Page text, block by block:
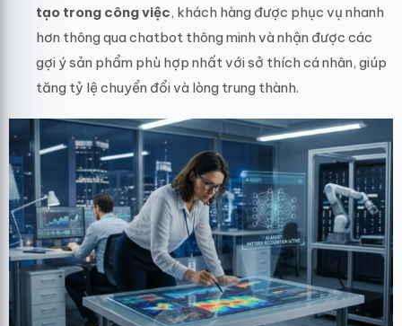
tạo trong công việc, khách hàng được phục vụ nhanh
hơn thông qua chatbot thông minh và nhận được các
gợi ý sản phẩm phù hợp nhất với sở thích cá nhân, giúp
tăng tỷ lệ chuyển đổi và lòng trung thành.